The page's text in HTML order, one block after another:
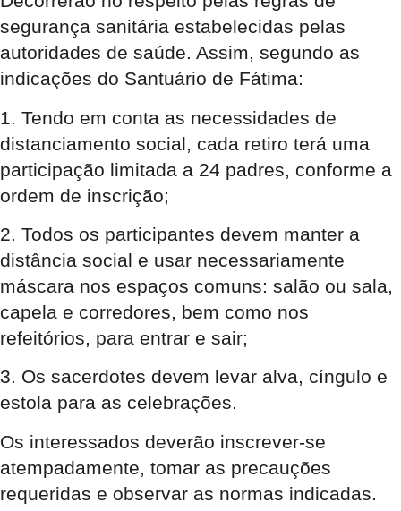
segurança sanitária estabelecidas pelas
autoridades de saúde. Assim, segundo as
indicações do Santuário de Fátima:
1. Tendo em conta as necessidades de
distanciamento social, cada retiro terá uma
participação limitada a 24 padres, conforme a
ordem de inscrição;
2. Todos os participantes devem manter a
distância social e usar necessariamente
máscara nos espaços comuns: salão ou sala,
capela e corredores, bem como nos
refeitórios, para entrar e sair;
3. Os sacerdotes devem levar alva, cíngulo e
estola para as celebrações.
Os interessados deverão inscrever-se
atempadamente, tomar as precauções
requeridas e observar as normas indicadas.